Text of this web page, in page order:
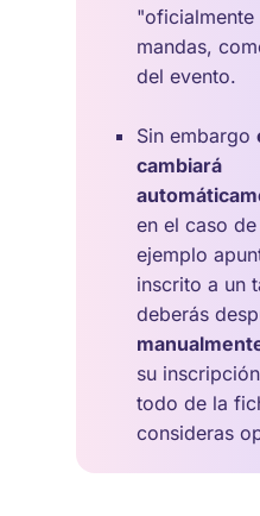
"oficialmente
mandas,
del evento.
Sin embargo
cambiará
en el caso
ejemplo
inscrito a un
deberás
su
todo de la
consideras